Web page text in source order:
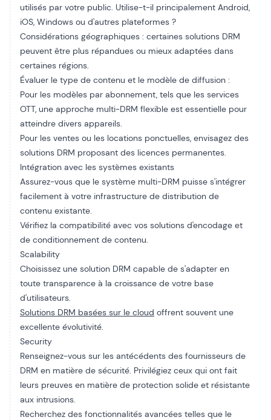
utilisés par votre public. Utilise-t-il principalement Android,
iOS, Windows ou d'autres plateformes ?
Considérations géographiques : certaines solutions DRM
peuvent être plus répandues ou mieux adaptées dans
certaines régions.
Évaluer le type de contenu et le modèle de diffusion :
Pour les modèles par abonnement, tels que les services
OTT, une approche multi-DRM flexible est essentielle pour
atteindre divers appareils.
Pour les ventes ou les locations ponctuelles, envisagez des
solutions DRM proposant des licences permanentes.
Intégration avec les systèmes existants
Assurez-vous que le système multi-DRM puisse s'intégrer
facilement à votre infrastructure de distribution de
contenu existante.
Vérifiez la compatibilité avec vos solutions d'encodage et
de conditionnement de contenu.
Scalability
Choisissez une solution DRM capable de s'adapter en
toute transparence à la croissance de votre base
d'utilisateurs.
Solutions DRM basées sur le cloud offrent souvent une
excellente évolutivité.
Security
Renseignez-vous sur les antécédents des fournisseurs de
DRM en matière de sécurité. Privilégiez ceux qui ont fait
leurs preuves en matière de protection solide et résistante
aux intrusions.
Recherchez des fonctionnalités avancées telles que le